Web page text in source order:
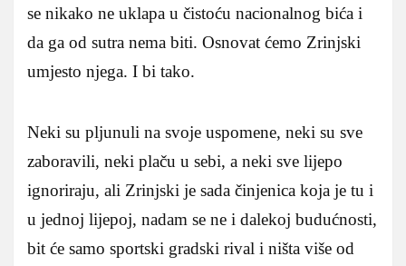
se nikako ne uklapa u čistoću nacionalnog bića i
da ga od sutra nema biti. Osnovat ćemo Zrinjski
umjesto njega. I bi tako.
Neki su pljunuli na svoje uspomene, neki su sve
zaboravili, neki plaču u sebi, a neki sve lijepo
ignoriraju, ali Zrinjski je sada činjenica koja je tu i
u jednoj lijepoj, nadam se ne i dalekoj budućnosti,
bit će samo sportski gradski rival i ništa više od